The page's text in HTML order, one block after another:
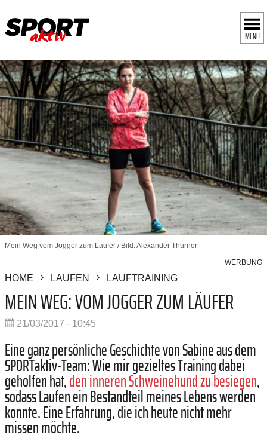
MENÜ
Mein Weg vom Jogger zum Läufer / Bild: Alexander Thurner
WERBUNG
HOME LAUFEN LAUFTRAINING
MEIN WEG: VOM JOGGER ZUM LÄUFER
21/03/2017 - 10:45
Eine ganz persönliche Geschichte von Sabine aus dem
SPORTaktiv-Team: Wie mir gezieltes Training dabei
geholfen hat,den inneren Schweinehund zu besiegen,
sodass Laufen ein Bestandteil meines Lebens werden
konnte. Eine Erfahrung, die ich heute nicht mehr
missen möchte.